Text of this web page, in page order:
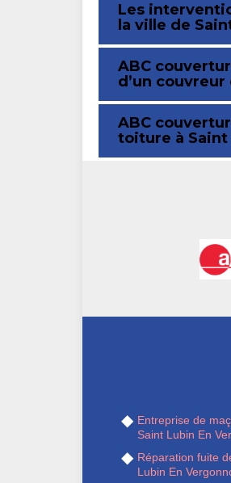
Les
la ville de
ABC
d’un
ABC
toiture à Saint
Entreprise de
Saint Lubin En
Réparation fuite
Lubin En